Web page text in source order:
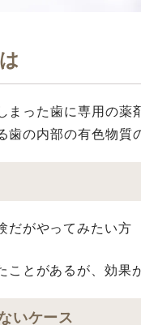
まった⻭に専⽤の薬
歯の内部の有色物質
だがやってみたい方
ことがあるが、効果
いケース